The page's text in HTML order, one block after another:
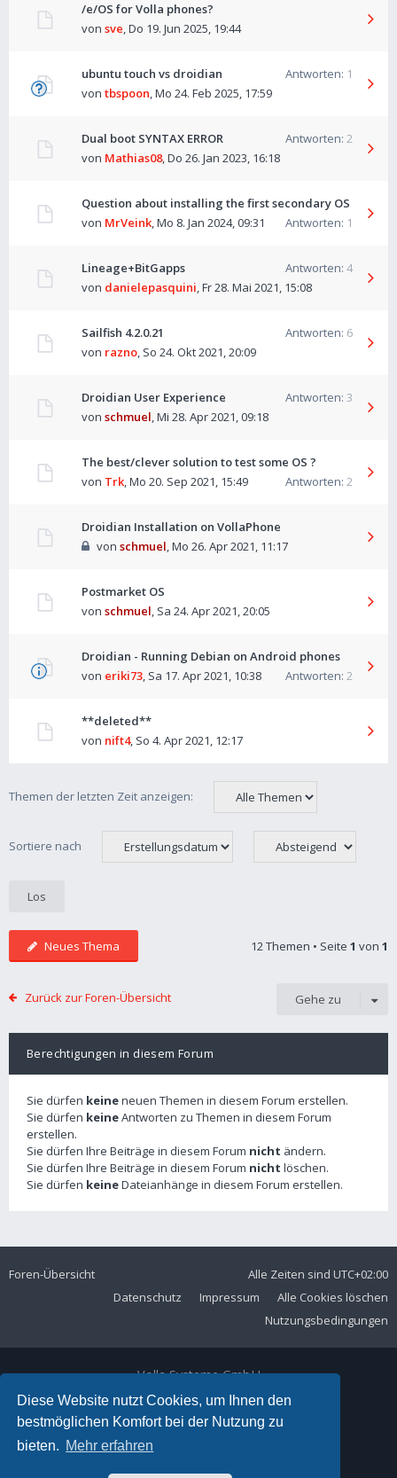
Diese Website nutzt Cookies, um Ihnen den
bestmöglichen Komfort bei der Nutzung zu
bieten. Mehr erfahren
/e/OS for Volla phones?
von sve,Do 19. Jun 2025, 19:44
ubuntu touch vs droidian Antworten: 1
von tbspoon,Mo 24. Feb 2025, 17:59
Dual boot SYNTAX ERROR Antworten: 2
von Mathias08,Do 26. Jan 2023, 16:18
Question about installing the first secondary OS
Antworten: 1
von MrVeink,Mo 8. Jan 2024, 09:31
Lineage+BitGapps Antworten: 4
von danielepasquini,Fr 28. Mai 2021, 15:08
Sailfish 4.2.0.21 Antworten: 6
von razno, So 24. Okt 2021, 20:09
Droidian User Experience Antworten: 3
von schmuel,Mi 28. Apr 2021, 09:18
The best/clever solution to test some OS ?
Antworten: 2
von Trk,Mo 20. Sep 2021, 15:49
Droidian Installation on VollaPhone
von schmuel,Mo 26. Apr 2021, 11:17
Postmarket OS
von schmuel, Sa 24. Apr 2021, 20:05
Droidian - Running Debian on Android phones
Antworten: 2
von eriki73, Sa 17. Apr 2021, 10:38
**deleted**
von nift4, So 4. Apr 2021, 12:17
Themen der letzten Zeit anzeigen:
Sortiere nach
Neues Thema 12 Themen • Seite 1 von 1
Zurück zur Foren-Übersicht Gehe zu
Berechtigungen in diesem Forum
Sie dürfen keineneuen Themen in diesem Forum erstellen.
Sie dürfen keineAntworten zu Themen in diesem Forum
erstellen.
Sie dürfen Ihre Beiträge in diesem Forum nicht ändern.
Sie dürfen Ihre Beiträge in diesem Forum nicht löschen.
Sie dürfen keineDateianhänge in diesem Forum erstellen.
Foren-Übersicht Alle Zeiten sind UTC+02:00
Alle Cookies löschen
Impressum
Datenschutz
Nutzungsbedingungen
Volla Systeme GmbH
Kölner Straße 102
42897 Remscheid
Telefon:+49 2191 59897 61
E-Mail: